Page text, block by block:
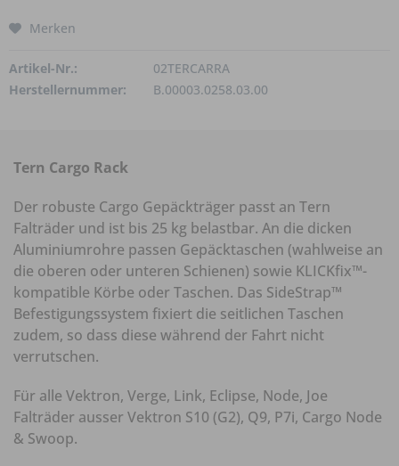
Merken
Artikel-Nr.:
02TERCARRA
Herstellernummer:
B.00003.0258.03.00
Tern Cargo Rack
Der robuste Cargo Gepäckträger passt an Tern
Falträder und ist bis 25 kg belastbar. An die dicken
Aluminiumrohre passen Gepäcktaschen (wahlweise an
die oberen oder unteren Schienen) sowie KLICKfix™-
kompatible Körbe oder Taschen. Das SideStrap™
Befestigungssystem fixiert die seitlichen Taschen
zudem, so dass diese während der Fahrt nicht
verrutschen.
Für alle Vektron, Verge, Link, Eclipse, Node, Joe
Falträder ausser Vektron S10 (G2), Q9, P7i, Cargo Node
& Swoop.